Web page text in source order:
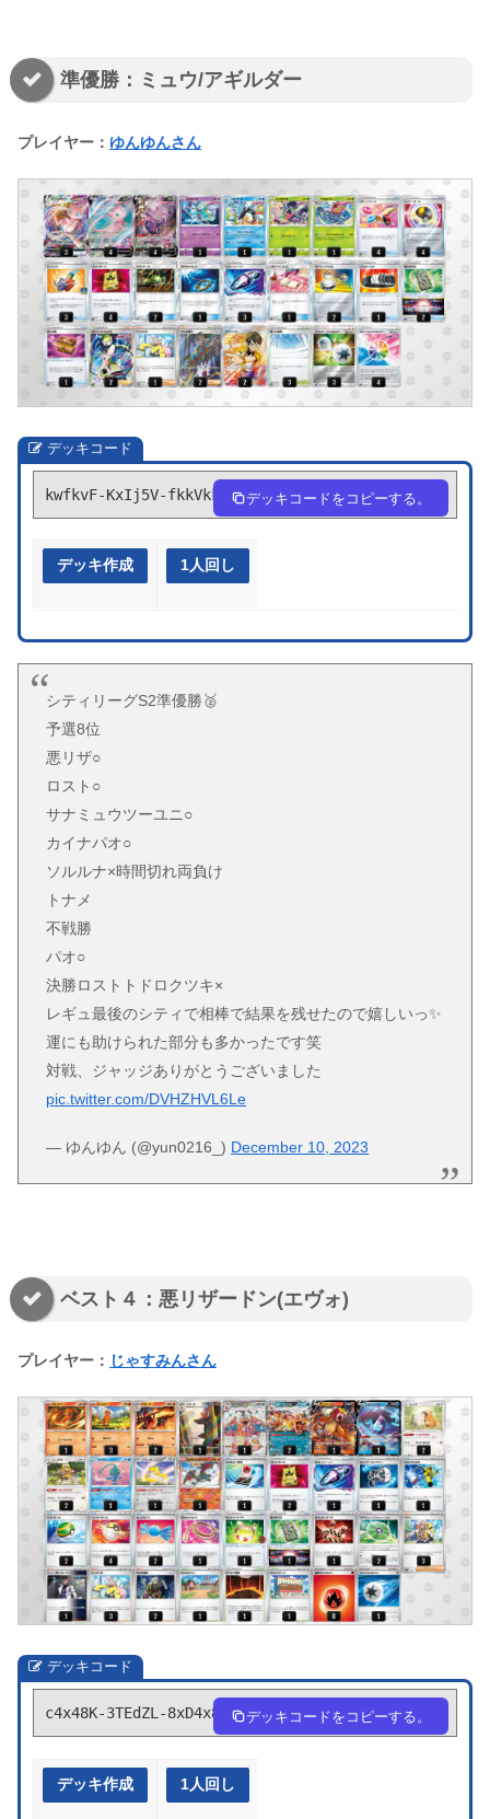
準優勝：ミュウ/アギルダー
プレイヤー： ゆんゆんさん
デッキコード
kwfkvF-KxIj5V-fkkVkk デッキコードをコピーする。
デッキ作成 1人回し
シティリーグS2準優勝🥈
予選8位
悪リザ○
ロスト○
サナミュウツーユニ○
カイナパオ○
ソルルナ×時間切れ両負け
トナメ
不戦勝
パオ○
決勝ロストトドロクツキ×
レギュ最後のシティで相棒で結果を残せたので嬉しいっ✨
運にも助けられた部分も多かったです笑
対戦、ジャッジありがとうございました
pic.twitter.com/DVHZHVL6Le
— ゆんゆん (@yun0216_) December 10, 2023
ベスト４：悪リザードン(エヴォ)
プレイヤー： じゃすみんさん
デッキコード
c4x48K-3TEdZL-8xD4x8 デッキコードをコピーする。
デッキ作成 1人回し